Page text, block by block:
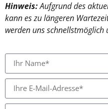
Hinweis:Aufgrund des
kann es zu längeren
werden uns